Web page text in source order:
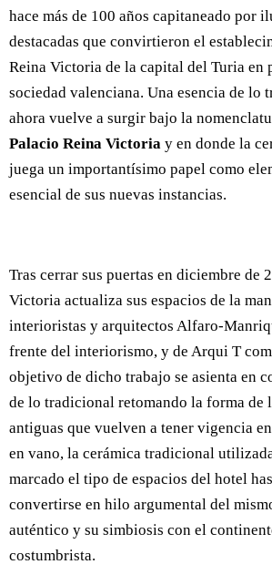
hace más de 100 años capitaneado por
destacadas que convirtieron el
Reina Victoria de la capital del Turia en
sociedad valenciana. Una esencia de lo
ahora vuelve a surgir bajo la
Palacio Reina Victoria y en donde la
juega un importantísimo papel como
esencial de sus nuevas instancias.
Tras cerrar sus puertas en diciembre de
Victoria actualiza sus espacios de la
interioristas y arquitectos Alfaro-
frente del interiorismo, y de Arqui T
objetivo de dicho trabajo se asienta en
de lo tradicional retomando la forma de
antiguas que vuelven a tener vigencia
en vano, la cerámica tradicional
marcado el tipo de espacios del hotel
convertirse en hilo argumental del
auténtico y su simbiosis con el
costumbrista.